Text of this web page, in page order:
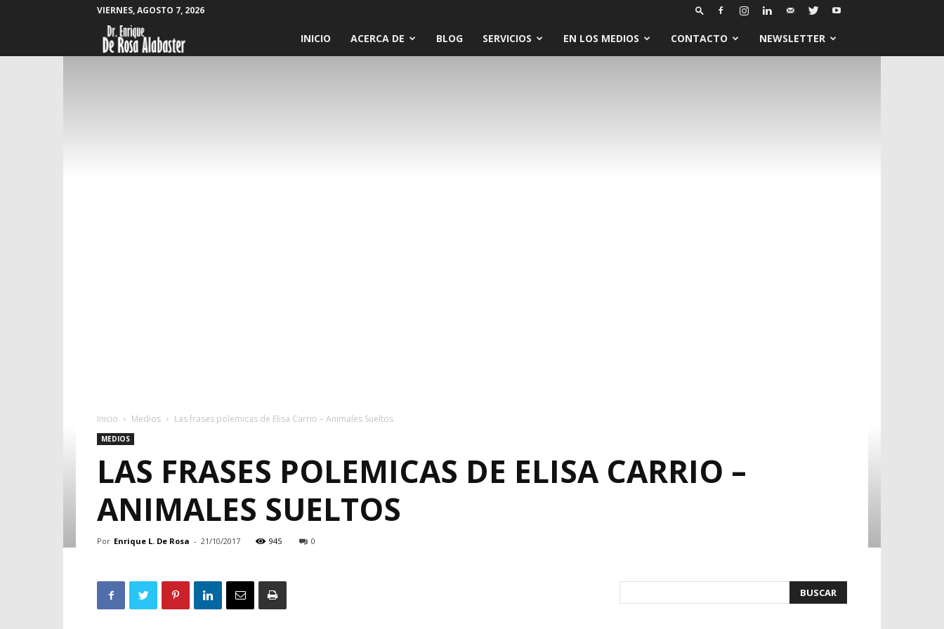
VIERNES, AGOSTO 7, 2026
INICIO ACERCA DE BLOG SERVICIOS EN LOS MEDIOS CONTACTO NEWSLETTER
Inicio Medios Las frases polemicas de Elisa Carrio – Animales Sueltos
MEDIOS
LAS FRASES POLEMICAS DE ELISA CARRIO –
ANIMALES SUELTOS
Por Enrique L. De Rosa - 21/10/2017 945 0